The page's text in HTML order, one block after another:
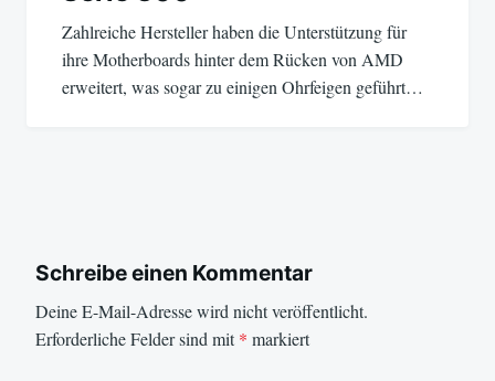
Zahlreiche Hersteller haben die Unterstützung für
ihre Motherboards hinter dem Rücken von AMD
erweitert, was sogar zu einigen Ohrfeigen geführt…
Schreibe einen Kommentar
Deine E-Mail-Adresse wird nicht veröffentlicht.
Erforderliche Felder sind mit* markiert